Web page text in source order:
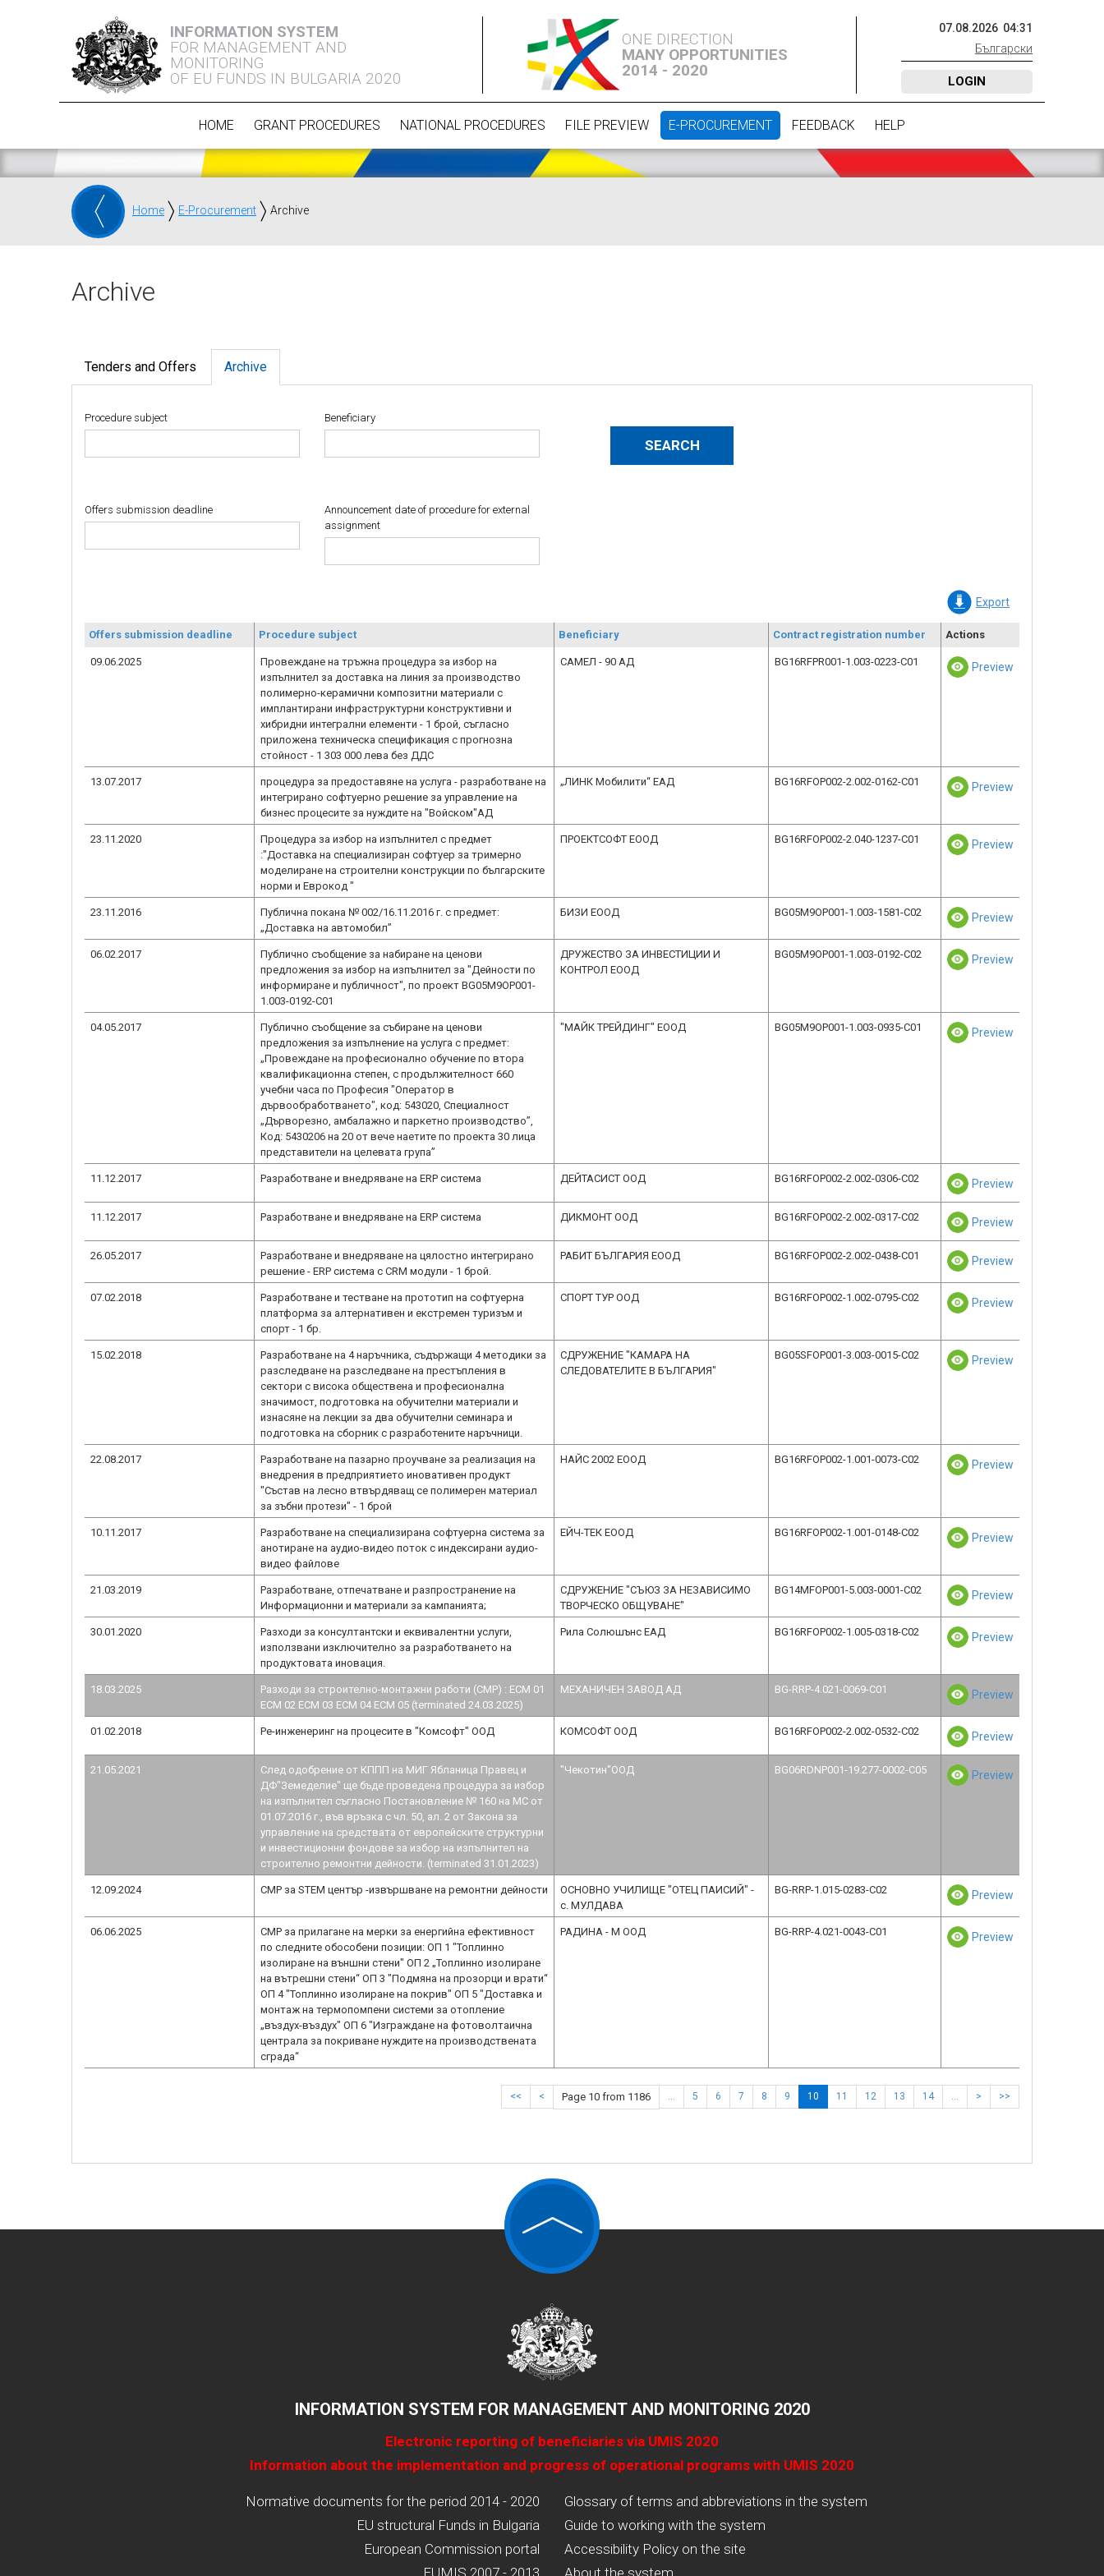
INFORMATION SYSTEM
FOR MANAGEMENT AND
MONITORING
OF EU FUNDS IN BULGARIA 2020
ONE DIRECTION
MANY OPPORTUNITIES
2014 - 2020
07.08.2026 04:31
Български
LOGIN
HOME GRANT PROCEDURES NATIONAL PROCEDURES FILE PREVIEW E-PROCUREMENT FEEDBACK HELP
Home E-Procurement Archive
Archive
Tenders and Offers Archive
Procedure subject Beneficiary
Offers submission deadline
Announcement date of procedure for external
assignment
Export
Offers submission deadline Procedure subject Beneficiary Contract registration number Actions
09.06.2025
Провеждане на тръжна процедура за избор на
изпълнител за доставка на линия за производство
полимерно-керамични композитни материали с
имплантирани инфраструктурни конструктивни и
хибридни интегрални елементи - 1 брой, съгласно
приложена техническа спецификация с прогнозна
стойност - 1 303 000 лева без ДДС
САМЕЛ - 90 АД BG16RFPR001-1.003-0223-C01 Preview
13.07.2017
процедура за предоставяне на услуга - разработване на
интегрирано софтуерно решение за управление на
бизнес процесите за нуждите на "Войском"АД
„ЛИНК Мобилити“ ЕАД BG16RFOP002-2.002-0162-C01 Preview
23.11.2020
Процедура за избор на изпълнител с предмет
:"Доставка на специализиран софтуер за тримерно
моделиране на строителни конструкции по българските
норми и Еврокод "
ПРОЕКТСОФТ ЕООД BG16RFOP002-2.040-1237-C01 Preview
23.11.2016
Публична покана № 002/16.11.2016 г. с предмет:
„Доставка на автомобил”
БИЗИ ЕООД BG05M9OP001-1.003-1581-C02 Preview
06.02.2017
Публично съобщение за набиране на ценови
предложения за избор на изпълнител за "Дейности по
информиране и публичност", по проект BG05M9OP001-
1.003-0192-C01
ДРУЖЕСТВО ЗА ИНВЕСТИЦИИ И
КОНТРОЛ ЕООД
BG05M9OP001-1.003-0192-C02 Preview
04.05.2017
Публично съобщение за събиране на ценови
предложения за изпълнение на услуга с предмет:
„Провеждане на професионално обучение по втора
квалификационна степен, с продължителност 660
учебни часа по Професия "Оператор в
дървообработването", код: 543020, Специалност
„Дърворезно, амбалажно и паркетно производство”,
Код: 5430206 на 20 от вече наетите по проекта 30 лица
представители на целевата група”
"МАЙК ТРЕЙДИНГ" ЕООД BG05M9OP001-1.003-0935-C01 Preview
11.12.2017 Разработване и внедряване на ERP система ДЕЙТАСИСТ ООД BG16RFOP002-2.002-0306-C02 Preview
11.12.2017 Разработване и внедряване на ERP система ДИКМОНТ ООД BG16RFOP002-2.002-0317-C02 Preview
26.05.2017
Разработване и внедряване на цялостно интегрирано
решение - ERP система с CRM модули - 1 брой.
РАБИТ БЪЛГАРИЯ ЕООД BG16RFOP002-2.002-0438-C01 Preview
07.02.2018
Разработване и тестване на прототип на софтуерна
платформа за алтернативен и екстремен туризъм и
спорт - 1 бр.
СПОРТ ТУР ООД BG16RFOP002-1.002-0795-C02 Preview
15.02.2018
Разработване на 4 наръчника, съдържащи 4 методики за
разследване на разследване на престъпления в
сектори с висока обществена и професионална
значимост, подготовка на обучителни материали и
изнасяне на лекции за два обучителни семинара и
подготовка на сборник с разработените наръчници.
СДРУЖЕНИЕ "КАМАРА НА
СЛЕДОВАТЕЛИТЕ В БЪЛГАРИЯ"
BG05SFOP001-3.003-0015-C02 Preview
22.08.2017
Разработване на пазарно проучване за реализация на
внедрения в предприятието иновативен продукт
"Състав на лесно втвърдяващ се полимерен материал
за зъбни протези" - 1 брой
НАЙС 2002 ЕООД BG16RFOP002-1.001-0073-C02 Preview
10.11.2017
Разработване на специализирана софтуерна система за
анотиране на аудио-видео поток с индексирани аудио-
видео файлове
ЕЙЧ-ТЕК ЕООД BG16RFOP002-1.001-0148-C02 Preview
21.03.2019
Разработване, отпечатване и разпространение на
Информационни и материали за кампанията;
СДРУЖЕНИЕ "СЪЮЗ ЗА НЕЗАВИСИМО
ТВОРЧЕСКО ОБЩУВАНЕ"
BG14MFOP001-5.003-0001-C02 Preview
30.01.2020
Разходи за консултантски и еквивалентни услуги,
използвани изключително за разработването на
продуктовата иновация.
Рила Солюшънс ЕАД BG16RFOP002-1.005-0318-C02 Preview
18.03.2025
Разходи за строително-монтажни работи (СМР) : ЕСМ 01
ЕСМ 02 ЕСМ 03 ЕСМ 04 ЕСМ 05 (terminated 24.03.2025)
МЕХАНИЧЕН ЗАВОД АД BG-RRP-4.021-0069-C01 Preview
01.02.2018 Ре-инженеринг на процесите в "Комсофт" ООД КОМСОФТ ООД BG16RFOP002-2.002-0532-C02 Preview
21.05.2021
След одобрение от КППП на МИГ Ябланица Правец и
ДФ"Земеделие" ще бъде проведена процедура за избор
на изпълнител съгласно Постановление № 160 на МС от
01.07.2016 г., във връзка с чл. 50, ал. 2 от Закона за
управление на средствата от европейските структурни
и инвестиционни фондове за избор на изпълнител на
строително ремонтни дейности. (terminated 31.01.2023)
"Чекотин"ООД BG06RDNP001-19.277-0002-C05 Preview
12.09.2024 СМР за STEM център -извършване на ремонтни дейности
ОСНОВНО УЧИЛИЩЕ "ОТЕЦ ПАИСИЙ" -
с. МУЛДАВА
BG-RRP-1.015-0283-C02 Preview
06.06.2025
СМР за прилагане на мерки за енергийна ефективност
по следните обособени позиции: ОП 1 "Топлинно
изолиране на външни стени" ОП 2 „Топлинно изолиране
на вътрешни стени“ ОП 3 "Подмяна на прозорци и врати“
ОП 4 "Топлинно изолиране на покрив" ОП 5 "Доставка и
монтаж на термопомпени системи за отопление
„въздух-въздух" ОП 6 "Изграждане на фотоволтаична
централа за покриване нуждите на производствената
сграда“
РАДИНА - М ООД BG-RRP-4.021-0043-C01 Preview
<< < Page 10 from 1186 … 5 6 7 8 9 10 11 12 13 14 … > >>
INFORMATION SYSTEM FOR MANAGEMENT AND MONITORING 2020
Electronic reporting of beneficiaries via UMIS 2020
Information about the implementation and progress of operational programs with UMIS 2020
Normative documents for the period 2014 - 2020
EU structural Funds in Bulgaria
European Commission portal
EUMIS 2007 - 2013
Glossary of terms and abbreviations in the system
Guide to working with the system
Accessibility Policy on the site
About the system